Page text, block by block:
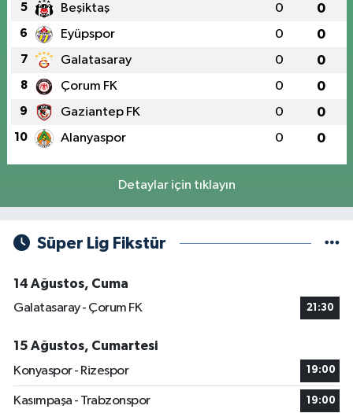
5 Beşiktaş 0 0
6 Eyüpspor 0 0
7 Galatasaray 0 0
8 Çorum FK 0 0
9 Gaziantep FK 0 0
10 Alanyaspor 0 0
Detaylar için tıklayın
Süper Lig Fikstür
14 Ağustos, Cuma
Galatasaray - Çorum FK
21:30
15 Ağustos, Cumartesi
Konyaspor - Rizespor
19:00
Kasımpaşa - Trabzonspor 19:00